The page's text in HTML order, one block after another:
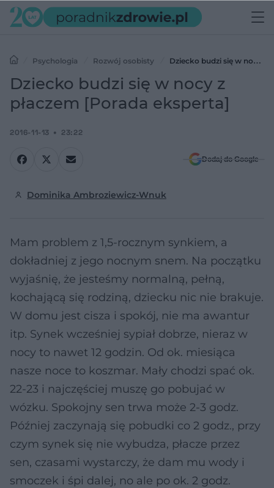
Psychologia Rozwój osobisty
Dziecko budzi się w nocy z
płaczem [Porada eksperta]
Dziecko budzi się w nocy z
płaczem [Porada eksperta]
2016-11-13 23:22
Dodaj do Google
Dominika Ambroziewicz-Wnuk
Mam problem z 1,5-rocznym synkiem, a
dokładniej z jego nocnym snem. Na początku
wyjaśnię, że jesteśmy normalną, pełną,
kochającą się rodziną, dziecku nic nie brakuje.
W domu jest cisza i spokój, nie ma awantur
itp. Synek wcześniej sypiał dobrze, nieraz w
nocy to nawet 12 godzin. Od ok. miesiąca
nasze noce to koszmar. Mały chodzi spać ok.
22-23 i najczęściej muszę go pobujać w
wózku. Spokojny sen trwa może 2-3 godz.
Później zaczynają się pobudki co 2 godz., przy
czym synek się nie wybudza, płacze przez
sen, czasami wystarczy, że dam mu wody i
smoczek i śpi dalej, no ale po ok. 2 godz.